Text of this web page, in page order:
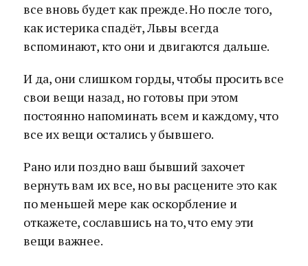
все вновь будет как прежде. Но после того,
как истерика спадёт, Львы всегда
вспоминают, кто они и двигаются дальше.
И да, они слишком горды, чтобы просить все
свои вещи назад, но готовы при этом
постоянно напоминать всем и каждому, что
все их вещи остались у бывшего.
Рано или поздно ваш бывший захочет
вернуть вам их все, но вы расцените это как
по меньшей мере как оскорбление и
откажете, сославшись на то, что ему эти
вещи важнее.